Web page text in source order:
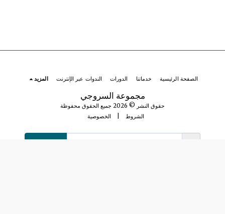
مجموعة السروجي
حقوق النشر © 2026 جميع الحقوق محفوظة
الشروط
الخصوصية
الصفحة الرئيسية خدماتنا الدورات الندوات عبر الإنترنت المزيد